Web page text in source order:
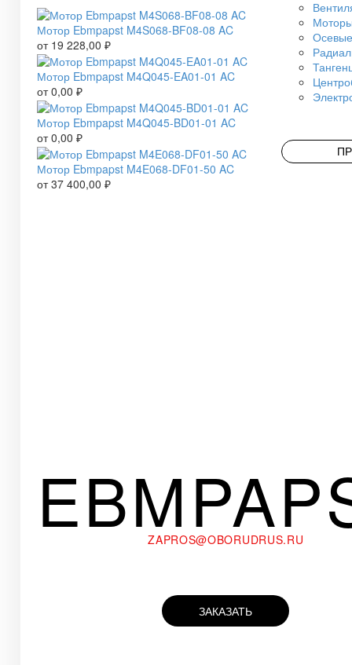
Мотор Ebmpapst M4S068-BF08-08 AC
от 19 228,00 ₽
Мотор Ebmpapst M4Q045-EA01-01 AC
от0,00 ₽
Мотор Ebmpapst M4Q045-BD01-01 AC
от0,00 ₽
Мотор Ebmpapst M4E068-DF01-50 AC
от37 400,00 ₽
ZAPROS@OBORUDRUS.RU
ЗАКАЗАТЬ